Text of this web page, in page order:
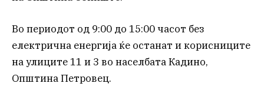
Во периодот од 9:00 до 15:00 часот без
електрична енергија ќе останат и корисниците
на улиците 11 и 3 во населбата Кадино,
Општина Петровец.